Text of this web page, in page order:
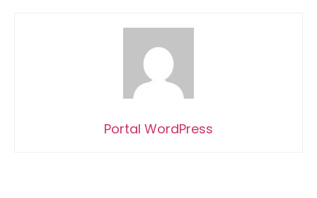
Portal WordPress